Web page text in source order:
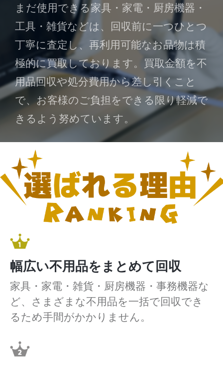
まだ使用できる家具・家電・厨房機器・
工具・雑貨などは、回収前に一つひとつ
丁寧に査定し、再利用可能なお品物は積
極的に買取しております。買取金額を不
用品回収や処分費用から差し引くこと
で、お客様のご負担をできる限り軽減で
きるよう努めています。
幅広い不用品をまとめて回収
家具・家電・雑貨・厨房機器・事務機器な
ど、さまざまな不用品を一括で回収でき
るため手間がかかりません。